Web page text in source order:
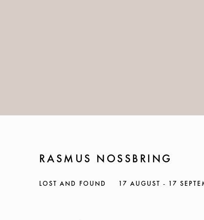
RASMUS NOSSBRING
LOST AND FOUND 17 AUGUST - 17